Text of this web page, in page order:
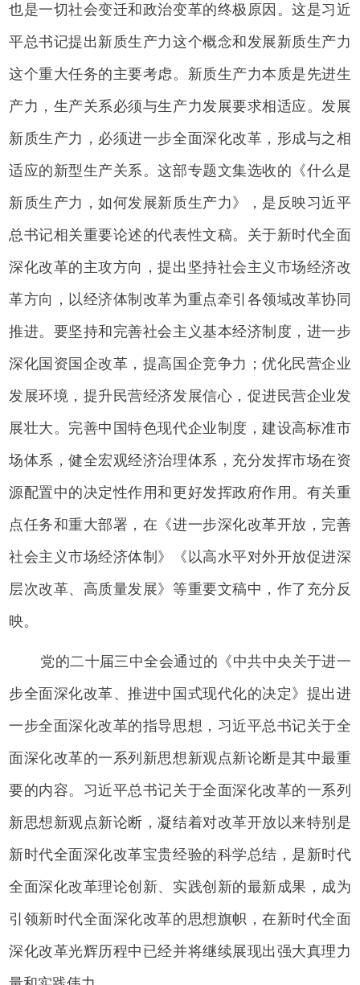
也是一切社会变迁和政治变革的终极原因。这是习近
平总书记提出新质生产力这个概念和发展新质生产力
这个重大任务的主要考虑。新质生产力本质是先进生
产力，生产关系必须与生产力发展要求相适应。发展
新质生产力，必须进一步全面深化改革，形成与之相
适应的新型生产关系。这部专题文集选收的《什么是
新质生产力，如何发展新质生产力》，是反映习近平
总书记相关重要论述的代表性文稿。关于新时代全面
深化改革的主攻方向，提出坚持社会主义市场经济改
革方向，以经济体制改革为重点牵引各领域改革协同
推进。要坚持和完善社会主义基本经济制度，进一步
深化国资国企改革，提高国企竞争力；优化民营企业
发展环境，提升民营经济发展信心，促进民营企业发
展壮大。完善中国特色现代企业制度，建设高标准市
场体系，健全宏观经济治理体系，充分发挥市场在资
源配置中的决定性作用和更好发挥政府作用。有关重
点任务和重大部署，在《进一步深化改革开放，完善
社会主义市场经济体制》《以高水平对外开放促进深
层次改革、高质量发展》等重要文稿中，作了充分反
映。
党的二十届三中全会通过的《中共中央关于进一
步全面深化改革、推进中国式现代化的决定》提出进
一步全面深化改革的指导思想，习近平总书记关于全
面深化改革的一系列新思想新观点新论断是其中最重
要的内容。习近平总书记关于全面深化改革的一系列
新思想新观点新论断，凝结着对改革开放以来特别是
新时代全面深化改革宝贵经验的科学总结，是新时代
全面深化改革理论创新、实践创新的最新成果，成为
引领新时代全面深化改革的思想旗帜，在新时代全面
深化改革光辉历程中已经并将继续展现出强大真理力